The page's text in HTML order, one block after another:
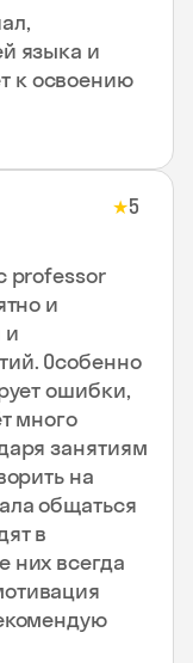
языка и
к освоению
★5
professor
и
и
Особенно
ошибки,
много
занятиям
на
общаться
в
них всегда